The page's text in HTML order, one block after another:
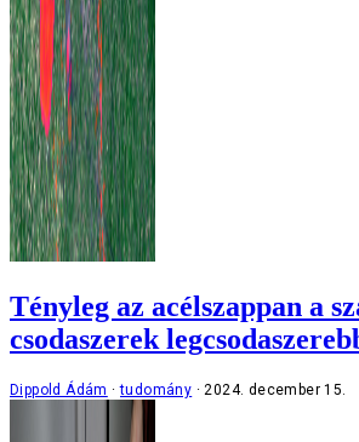
Tényleg az acélszappan a
csodaszerek
Dippold Ádám tudomány 2024. december 15.